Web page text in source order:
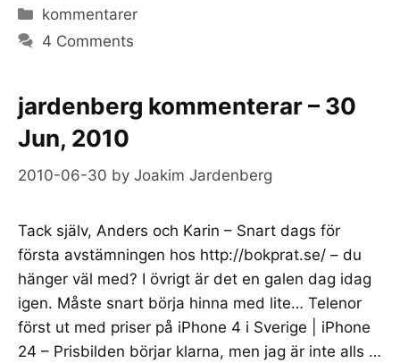
Categories
kommentarer
4 Comments
jardenberg kommenterar – 30
Jun, 2010
2010-06-30 by Joakim Jardenberg
Tack själv, Anders och Karin – Snart dags för
första avstämningen hos http://bokprat.se/ – du
hänger väl med? I övrigt är det en galen dag idag
igen. Måste snart börja hinna med lite… Telenor
först ut med priser på iPhone 4 i Sverige | iPhone
24 – Prisbilden börjar klarna, men jag är inte alls …